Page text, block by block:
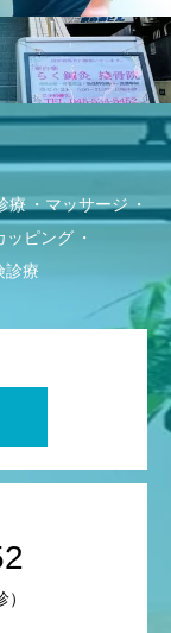
療
マッサージ
ッピング
診療